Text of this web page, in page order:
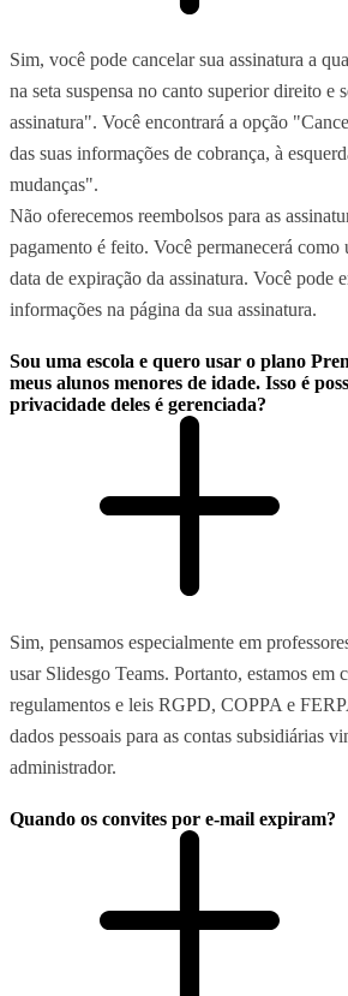
Sim, você pode cancelar sua assinatura a
na seta suspensa no canto superior direito e
assinatura". Você encontrará a opção
das suas informações de cobrança, à
mudanças".
Não oferecemos reembolsos para as
pagamento é feito. Você permanecerá como
data de expiração da assinatura. Você pode
informações na página da sua assinatura.
Sou uma escola e quero usar o plano
meus alunos menores de idade. Isso é
privacidade deles é gerenciada?
Sim, pensamos especialmente em
usar Slidesgo Teams. Portanto, estamos em
regulamentos e leis RGPD, COPPA e
dados pessoais para as contas subsidiárias
administrador.
Quando os convites por e-mail expiram?